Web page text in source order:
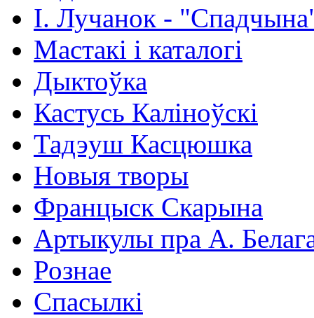
І. Лучанок -
Мастакі i каталогi
Дыктоўка
Кастусь Каліноўскі
Тадэуш Касцюшка
Новыя творы
Францыск Скарына
Артыкулы пра А.
Рознае
Спасылкі